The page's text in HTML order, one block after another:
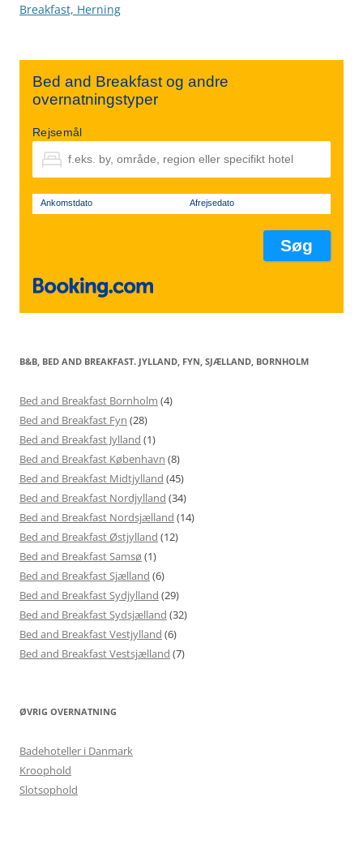
Breakfast, Herning
Bed and Breakfast og andre
overnatningstyper
Rejsemål
Ankomstdato Afrejsedato
B&B, BED AND BREAKFAST. JYLLAND, FYN, SJÆLLAND, BORNHOLM
Bed and Breakfast Bornholm (4)
Bed and Breakfast Fyn (28)
Bed and Breakfast Jylland (1)
Bed and Breakfast København (8)
Bed and Breakfast Midtjylland (45)
Bed and Breakfast Nordjylland (34)
Bed and Breakfast Nordsjælland (14)
Bed and Breakfast Østjylland (12)
Bed and Breakfast Samsø (1)
Bed and Breakfast Sjælland (6)
Bed and Breakfast Sydjylland (29)
Bed and Breakfast Sydsjælland (32)
Bed and Breakfast Vestjylland (6)
Bed and Breakfast Vestsjælland (7)
ØVRIG OVERNATNING
Badehoteller i Danmark
Kroophold
Slotsophold